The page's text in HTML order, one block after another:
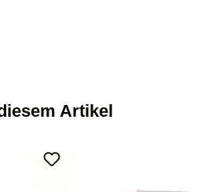
Artikel